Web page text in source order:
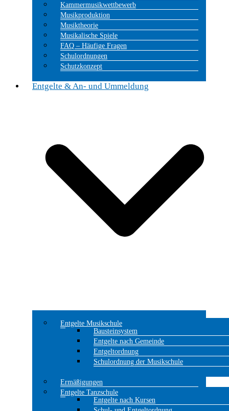
Kammermusikwettbewerb
Musikproduktion
Musiktheorie
Musikalische Spiele
FAQ – Häufige Fragen
Schulordnungen
Schutzkonzept
Entgelte & An- und Ummeldung
Entgelte Musikschule
Bausteinsystem
Entgelte nach Gemeinde
Entgeltordnung
Schulordnung der Musikschule
Ermäßigungen
Entgelte Tanzschule
Entgelte nach Kursen